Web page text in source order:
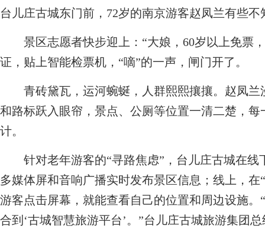
台儿庄古城东门前，72岁的南京游客赵凤兰有些不
景区志愿者快步迎上：“大娘，60岁以上免票
证，贴上智能检票机，“嘀”的一声，闸门开了。
青砖黛瓦，运河蜿蜒，人群熙熙攘攘。赵凤兰
和路标跃入眼帘，景点、公厕等位置一清二楚，
计。
针对老年游客的“寻路焦虑”，台儿庄古城在线
多媒体屏和音响广播实时发布景区信息；线上，
游客点击屏幕，就能查看自己的位置和周边设施
合到‘古城智慧旅游平台’。”台儿庄古城旅游集团